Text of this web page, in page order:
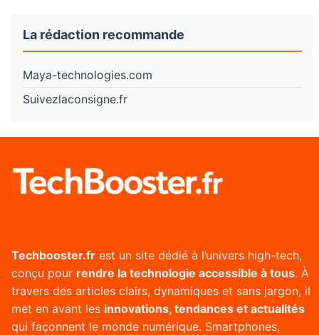
La rédaction recommande
Maya-technologies.com
Suivezlaconsigne.fr
Techbooster.fr est un site dédié à l’univers high-tech,
conçu pour rendre la technologie accessible à tous. À
travers des articles clairs, dynamiques et sans jargon, il
met en avant les innovations, tendances et actualités
qui façonnent le monde numérique. Smartphones,